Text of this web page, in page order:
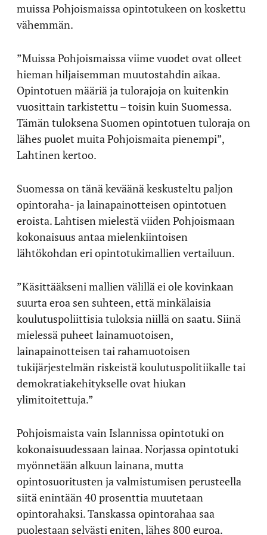
muissa Pohjoismaissa opintotukeen on koskettu
vähemmän.
”Muissa Pohjoismaissa viime vuodet ovat olleet
hieman hiljaisemman muutostahdin aikaa.
Opintotuen määriä ja tulorajoja on kuitenkin
vuosittain tarkistettu – toisin kuin Suomessa.
Tämän tuloksena Suomen opintotuen tuloraja on
lähes puolet muita Pohjoismaita pienempi”,
Lahtinen kertoo.
Suomessa on tänä keväänä keskusteltu paljon
opintoraha- ja lainapainotteisen opintotuen
eroista. Lahtisen mielestä viiden Pohjoismaan
kokonaisuus antaa mielenkiintoisen
lähtökohdan eri opintotukimallien vertailuun.
”Käsittääkseni mallien välillä ei ole kovinkaan
suurta eroa sen suhteen, että minkälaisia
koulutuspoliittisia tuloksia niillä on saatu. Siinä
mielessä puheet lainamuotoisen,
lainapainotteisen tai rahamuotoisen
tukijärjestelmän riskeistä koulutuspolitiikalle tai
demokratiakehitykselle ovat hiukan
ylimitoitettuja.”
Pohjoismaista vain Islannissa opintotuki on
kokonaisuudessaan lainaa. Norjassa opintotuki
myönnetään alkuun lainana, mutta
opintosuoritusten ja valmistumisen perusteella
siitä enintään 40 prosenttia muutetaan
opintorahaksi. Tanskassa opintorahaa saa
puolestaan selvästi eniten, lähes 800 euroa.